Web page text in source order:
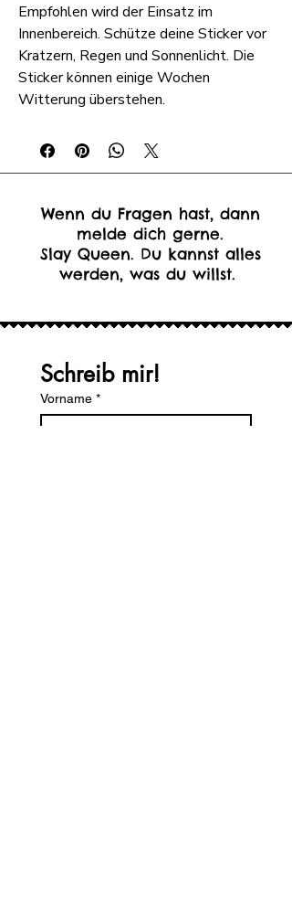
Empfohlen wird der Einsatz im
Innenbereich. Schütze deine Sticker vor
Kratzern, Regen und Sonnenlicht. Die
Sticker können einige Wochen
Witterung überstehen.
Wenn du Fragen hast, dann
melde dich gerne.
Slay Queen. Du kannst alles
werden, was du willst.
Schreib mir!
Vorname *